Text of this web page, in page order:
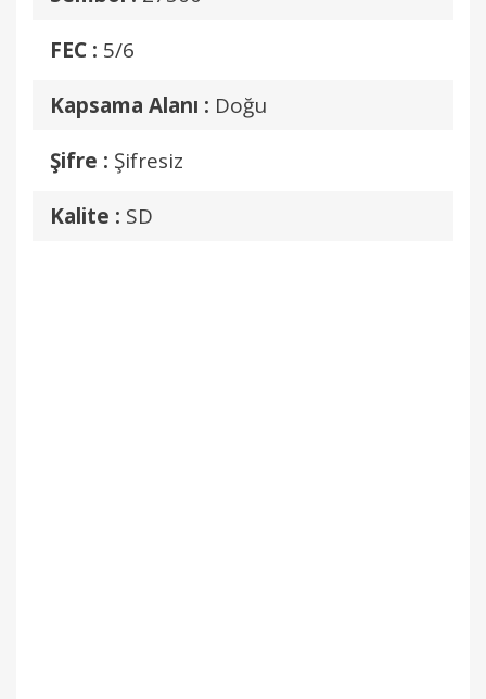
FEC : 5/6
Kapsama Alanı : Doğu
Şifre : Şifresiz
Kalite : SD